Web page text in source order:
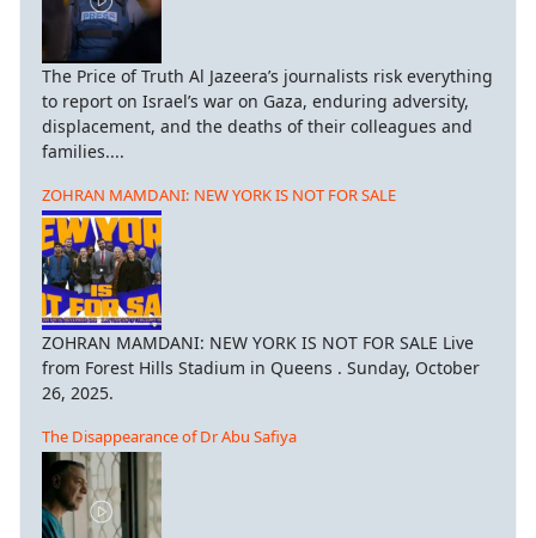
The Price of Truth Al Jazeera’s journalists risk everything
to report on Israel’s war on Gaza, enduring adversity,
displacement, and the deaths of their colleagues and
families....
ZOHRAN MAMDANI: NEW YORK IS NOT FOR SALE
ZOHRAN MAMDANI: NEW YORK IS NOT FOR SALE Live
from Forest Hills Stadium in Queens . Sunday, October
26, 2025.
The Disappearance of Dr Abu Safiya